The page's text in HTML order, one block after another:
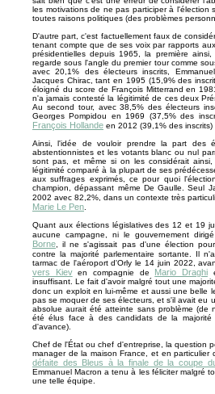
les motivations de ne pas participer à l'élection
toutes raisons politiques (des problèmes
D'autre part, c'est factuellement faux de
tenant compte que de ses voix par rapports
présidentielles depuis 1965, la première
regarde sous l'angle du premier tour comme
avec 20,1% des électeurs inscrits,
Jacques Chirac, tant en 1995 (15,9% des
éloigné du score de François Mitterrand en
n'a jamais contesté la légitimité de ces deux
Au second tour, avec 38,5% des électeurs
Georges Pompidou en 1969 (37,5% des
François Hollande en 2012 (39,1% des
Ainsi, l'idée de vouloir prendre la part des
abstentionnistes et les votants blanc ou nul
sont pas, et même si on les considérait
légitimité comparé à la plupart de ses
aux suffrages exprimés, ce pour quoi
champion, dépassant même De Gaulle. Seul
2002 avec 82,2%, dans un contexte très
Marie Le Pen.
Quant aux élections législatives des 12 et 19
aucune campagne, ni le gouvernement
Borne, il ne s'agissait pas d'une élection
contre la majorité parlementaire sortante. Il
tarmac de l'aéroport d'Orly le 14 juin 2022,
vers Kieven compagnie de Mario Draghi
insuffisant. Le fait d'avoir malgré tout une
donc un exploit en lui-même et aussi une belle
pas se moquer de ses électeurs, et s'il avait eu
absolue aurait été atteinte sans problème (de
été élus face à des candidats de la majorité
d'avance).
Chef de l'État ou chef d'entreprise, la question
manager de la maison France, et en
défaite des Bleus à la finale de la coupe
Emmanuel Macron a tenu à les féliciter malgré
une telle équipe.